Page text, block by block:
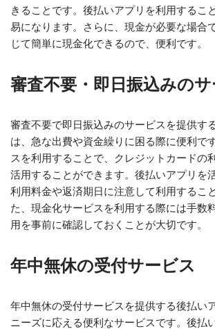
きることです。後払いアプリを利用するこ
易になります。さらに、現金が必要な場合
じて簡単に現金化できるので、便利です。
審査不要・即日振込みのサ
審査不要で即日振込みのサービスを提供す
は、急な出費や資金繰りに困る際に便利で
スを利用することで、クレジットカードの
活用することができます。後払いアプリを
利用料金や返済期日に注意して利用するこ
た、現金化サービスを利用する際には手数
用を事前に確認しておくことが大切です。
年中無休の受付サービス
年中無休の受付サービスを提供する後払い
ニーズに応える便利なサービスです。後払